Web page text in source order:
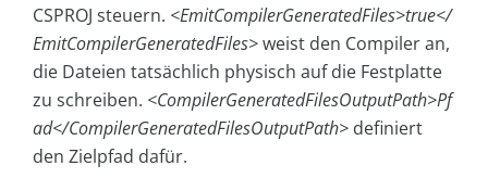
CSPROJ steuern. <EmitCompilerGeneratedFiles>true</
EmitCompilerGeneratedFiles>weist den Compiler an,
die Dateien tatsächlich physisch auf die Festplatte
zu schreiben. <CompilerGeneratedFilesOutputPath>Pf
ad</CompilerGeneratedFilesOutputPath> definiert
den Zielpfad dafür.